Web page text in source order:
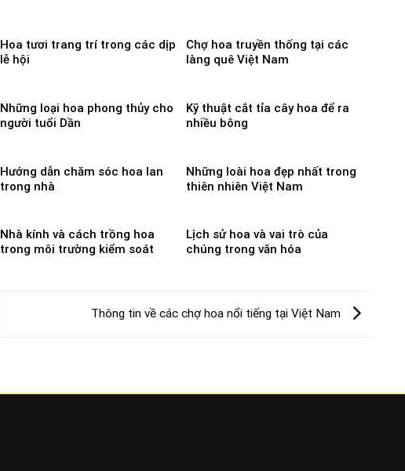
Hoa tươi trang trí trong các dịp
lễ hội
Chợ hoa truyền thống tại các
làng quê Việt Nam
Những loại hoa phong thủy cho
người tuổi Dần
Kỹ thuật cắt tỉa cây hoa để ra
nhiều bông
Hướng dẫn chăm sóc hoa lan
trong nhà
Những loài hoa đẹp nhất trong
thiên nhiên Việt Nam
Nhà kính và cách trồng hoa
trong môi trường kiểm soát
Lịch sử hoa và vai trò của
chúng trong văn hóa
Thông tin về các chợ hoa nổi tiếng tại Việt Nam